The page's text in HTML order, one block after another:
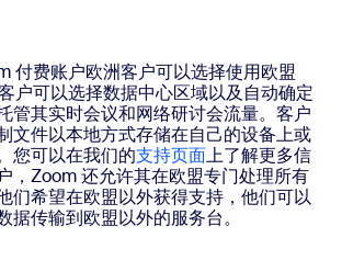
付费账户欧洲客户可以选择使用欧盟
户可以选择数据中心区域以及自动确定
管其实时会议和网络研讨会流量。客户
文件以本地方式存储在自己的设备上或
您可以在我们的支持页面上了解更多信
，Zoom 还允许其在欧盟专门处理所有
们希望在欧盟以外获得支持，他们可以
据传输到欧盟以外的服务台。